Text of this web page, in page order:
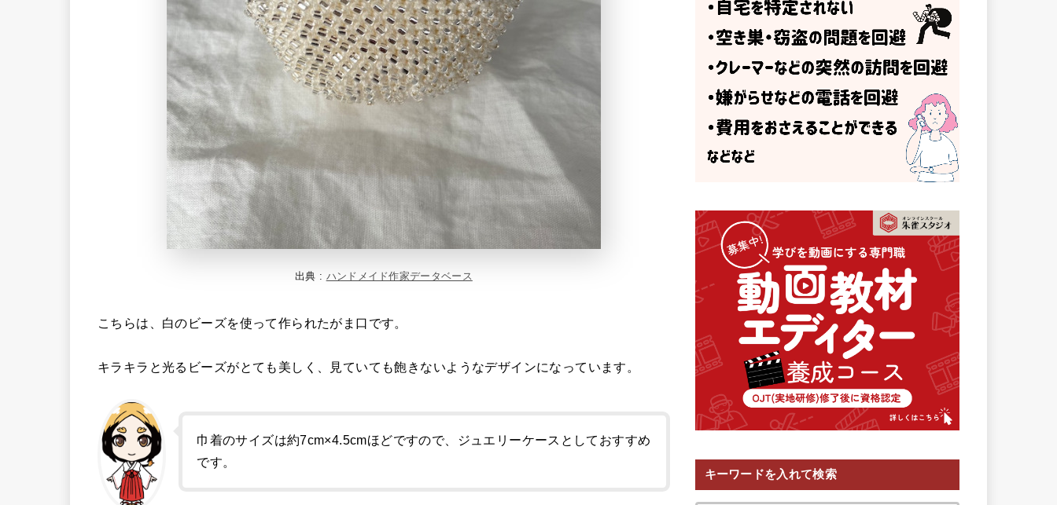
出典 : ハンドメイド作家データベース
こちらは、白のビーズを使って作られたがま口です。
キラキラと光るビーズがとても美しく、見ていても飽きないようなデザインになっています。
巾着のサイズは約7cm×4.5cmほどですので、ジュエリーケースとしておすすめ
です。
キーワードを入れて検索